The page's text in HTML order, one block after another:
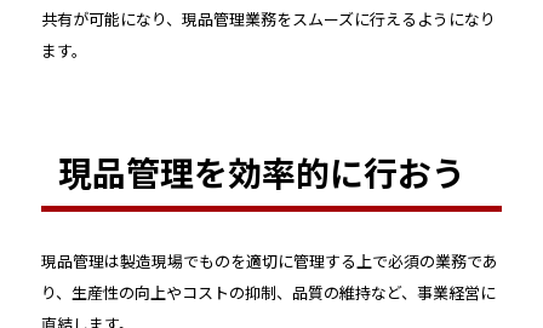
共有が可能になり、現品管理業務をスムーズに行えるようになり
ます。
現品管理を効率的に行おう
現品管理は製造現場でものを適切に管理する上で必須の業務であ
り、生産性の向上やコストの抑制、品質の維持など、事業経営に
直結します。